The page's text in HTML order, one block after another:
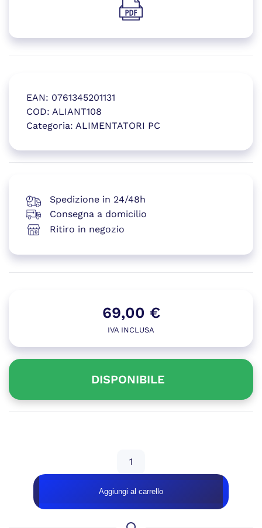
EAN: 0761345201131
COD: ALIANT108
Categoria: ALIMENTATORI PC
(si apre in una nuova
(si apre in una nuova
69,00 €
IVA INCLUSA
DISPONIBILE
Spedizione in 24/48h
Consegna a domicilio
Ritiro in negozio
DC
EC
750W
Aggiungi al carrello